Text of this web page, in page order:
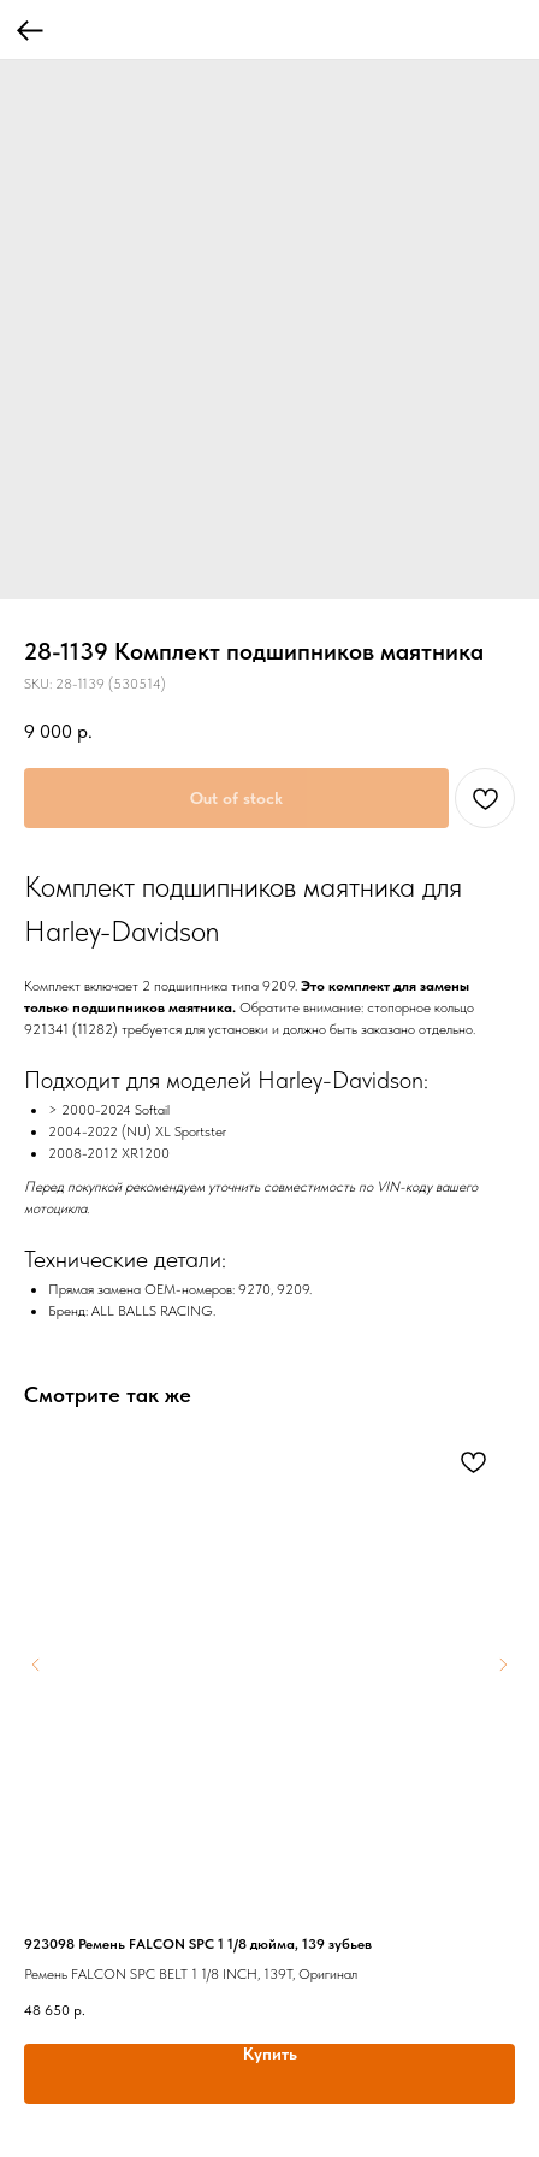
28-1139 Комплект подшипников маятника
SKU: 28-1139 (530514)
9 000 р.
Out of stock
Комплект подшипников маятника для
Harley-Davidson
Комплект включает 2 подшипника типа 9209. Это комплект для замены
только подшипников маятника. Обратите внимание: стопорное кольцо
921341 (11282) требуется для установки и должно быть заказано отдельно.
Подходит для моделей Harley-Davidson:
> 2000-2024 Softail
2004-2022 (NU) XL Sportster
2008-2012 XR1200
Перед покупкой рекомендуем уточнить совместимость по VIN-коду вашего
мотоцикла.
Технические детали:
Прямая замена OEM-номеров: 9270, 9209.
Бренд: ALL BALLS RACING.
Смотрите так же
923098 Ремень FALCON SPC 1 1/8 дюйма, 139 зубьев
Ремень FALCON SPC BELT 1 1/8 INCH, 139T, Оригинал
48 650 р.
Купить